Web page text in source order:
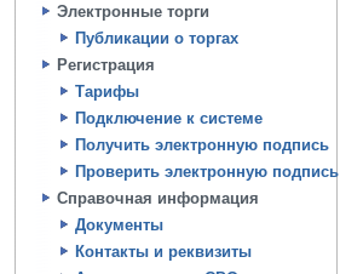
Электронные торги
Публикации о торгах
Регистрация
Тарифы
Подключение к системе
Получить электронную подпись
Проверить электронную подпись
Справочная информация
Документы
Контакты и реквизиты